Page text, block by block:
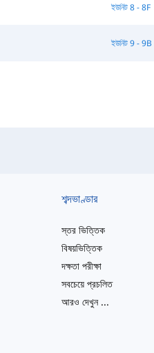
ইউনিট 8 - 8F
ইউনিট 9 - 9B
শব্দভাণ্ডার
স্তর ভিত্তিক
বিষয়ভিত্তিক
দক্ষতা পরীক্ষা
সবচেয়ে প্রচলিত
আরও দেখুন...